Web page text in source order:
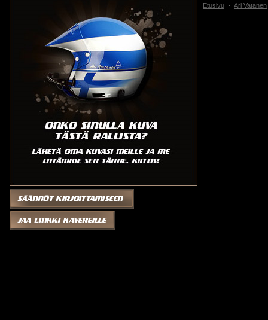
Etusivu Ari Vatanen